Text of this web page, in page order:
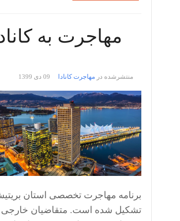
مهاجرت به
منتشرشده در مهاجرت کانادا 09 دی 1399
برنامه مهاجرت تخصصی استان
تشکیل شده است. متقاضیان خارجی